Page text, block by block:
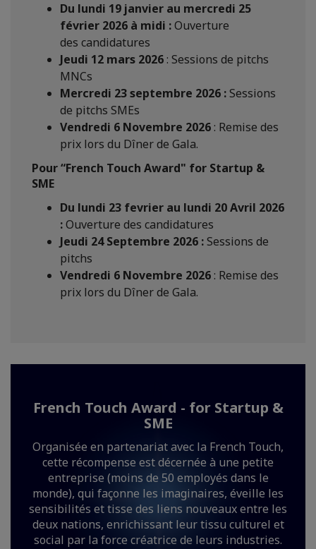
Du lundi 19 janvier au mercredi 25
février 2026 à midi :Ouverture
des candidatures
Jeudi 12 mars 2026: Sessions de pitchs
MNCs
Mercredi 23 septembre 2026 :Sessions
de pitchs SMEs
Vendredi 6 Novembre 2026: Remise des
prix lors du Dîner de Gala.
Pour “French Touch Award" for Startup &
SME
Du lundi 23 fevrier au lundi 20 Avril 2026
:Ouverture des candidatures
Jeudi 24 Septembre 2026 :Sessions de
pitchs
Vendredi 6 Novembre 2026: Remise des
prix lors du Dîner de Gala.
French Touch Award - for Startup &
SME
Organisée en partenariat avec la French Touch,
cette récompense est décernée à une petite
entreprise (moins de 50 employés dans le
monde), qui façonne les imaginaires, éveille les
sensibilités et tisse des liens nouveaux entre les
deux nations, enrichissant leur tissu culturel et
social par la force créatrice de leurs industries.